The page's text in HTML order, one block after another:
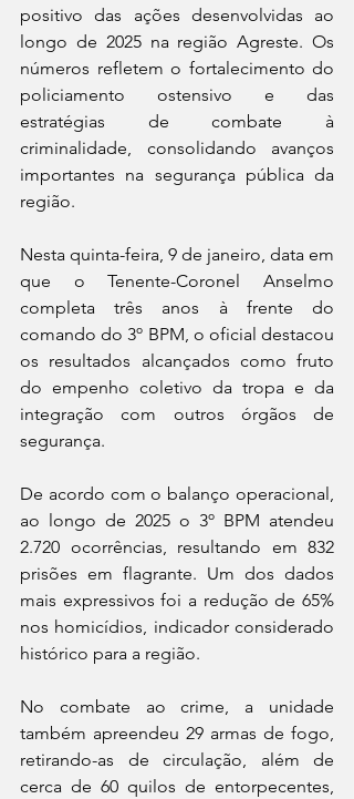
positivo das ações desenvolvidas ao
longo de 2025 na região Agreste. Os
números refletem o fortalecimento do
policiamento ostensivo e das
estratégias de combate à
criminalidade, consolidando avanços
importantes na segurança pública da
região.
Nesta quinta-feira, 9 de janeiro, data em
que o Tenente-Coronel Anselmo
completa três anos à frente do
comando do 3º BPM, o oficial destacou
os resultados alcançados como fruto
do empenho coletivo da tropa e da
integração com outros órgãos de
segurança.
De acordo com o balanço operacional,
ao longo de 2025 o 3º BPM atendeu
2.720 ocorrências, resultando em 832
prisões em flagrante. Um dos dados
mais expressivos foi a redução de 65%
nos homicídios, indicador considerado
histórico para a região.
No combate ao crime, a unidade
também apreendeu 29 armas de fogo,
retirando-as de circulação, além de
cerca de 60 quilos de entorpecentes,